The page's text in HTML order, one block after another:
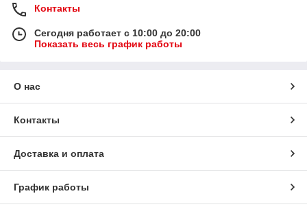
Контакты
Сегодня работает с 10:00 до 20:00
Показать весь график работы
О нас
Контакты
Доставка и оплата
График работы